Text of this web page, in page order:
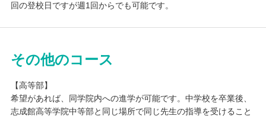
回の登校日ですが週1回からでも可能です。
その他のコース
【高等部】
希望があれば、同学院内への進学が可能です。中学校を卒業後、
志成館高等学院中等部と同じ場所で同じ先生の指導を受けること